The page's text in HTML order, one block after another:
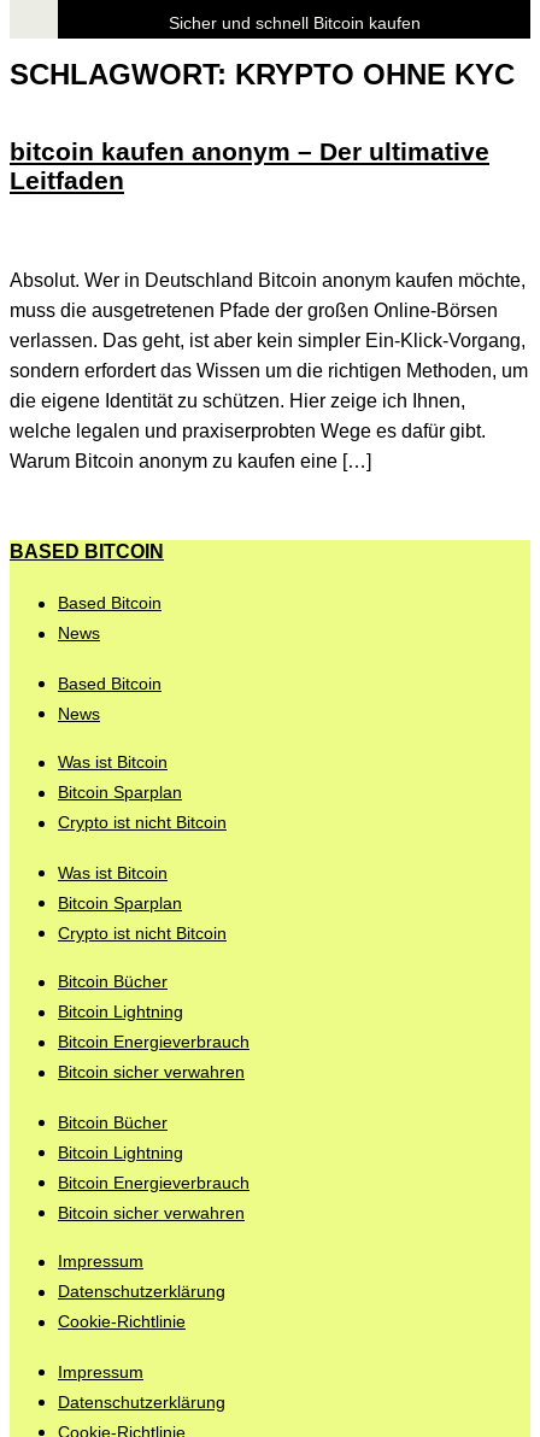
Sicher und schnell Bitcoin kaufen
SCHLAGWORT: KRYPTO OHNE KYC
bitcoin kaufen anonym – Der ultimative
Leitfaden
Absolut. Wer in Deutschland Bitcoin anonym kaufen möchte,
muss die ausgetretenen Pfade der großen Online-Börsen
verlassen. Das geht, ist aber kein simpler Ein-Klick-Vorgang,
sondern erfordert das Wissen um die richtigen Methoden, um
die eigene Identität zu schützen. Hier zeige ich Ihnen,
welche legalen und praxiserprobten Wege es dafür gibt.
Warum Bitcoin anonym zu kaufen eine […]
BASED BITCOIN
Based Bitcoin
News
Based Bitcoin
News
Was ist Bitcoin
Bitcoin Sparplan
Crypto ist nicht Bitcoin
Was ist Bitcoin
Bitcoin Sparplan
Crypto ist nicht Bitcoin
Bitcoin Bücher
Bitcoin Lightning
Bitcoin Energieverbrauch
Bitcoin sicher verwahren
Bitcoin Bücher
Bitcoin Lightning
Bitcoin Energieverbrauch
Bitcoin sicher verwahren
Impressum
Datenschutzerklärung
Cookie-Richtlinie
Impressum
Datenschutzerklärung
Cookie-Richtlinie